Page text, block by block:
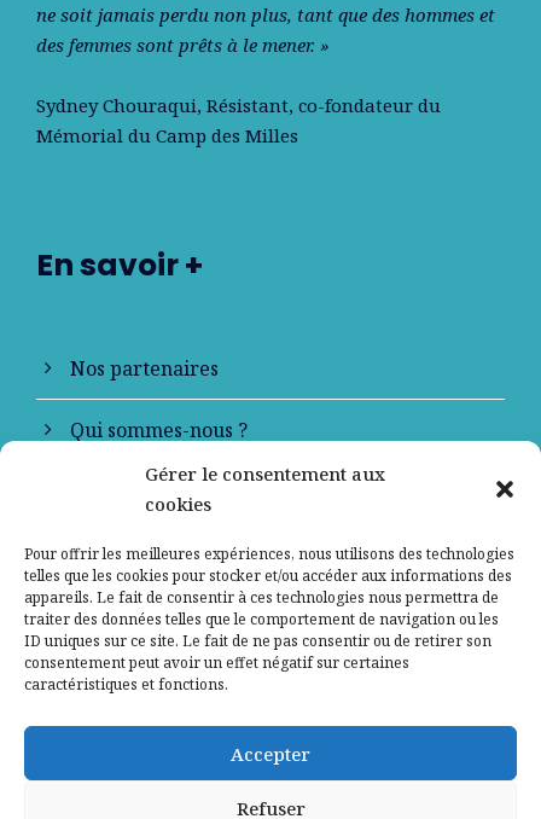
Gérer le consentement aux
cookies
Pour offrir les meilleures expériences, nous utilisons des technologies
telles que les cookies pour stocker et/ou accéder aux informations des
appareils. Le fait de consentir à ces technologies nous permettra de
traiter des données telles que le comportement de navigation ou les
ID uniques sur ce site. Le fait de ne pas consentir ou de retirer son
consentement peut avoir un effet négatif sur certaines
caractéristiques et fonctions.
Accepter
Refuser
ne soit jamais perdu non plus, tant que des hommes et
des femmes sont prêts à le mener. »
Sydney Chouraqui, Résistant, co-fondateur du
Mémorial du Camp des Milles
En savoir +
Nos partenaires
Qui sommes-nous ?
Contactez-nous
Mentions légales
Politique de confidentialité